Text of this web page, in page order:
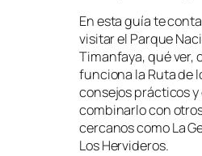
En esta guía te
visitar el Parque
Timanfaya, qué ver,
funciona la Ruta de
consejos prácticos y
combinarlo con
cercanos como La
Los Hervideros.